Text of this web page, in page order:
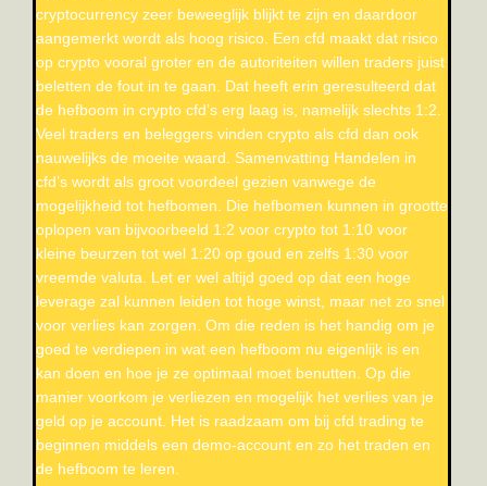
cryptocurrency zeer beweeglijk blijkt te zijn en daardoor
aangemerkt wordt als hoog risico. Een cfd maakt dat risico
op crypto vooral groter en de autoriteiten willen traders juist
beletten de fout in te gaan. Dat heeft erin geresulteerd dat
de hefboom in crypto cfd’s erg laag is, namelijk slechts 1:2.
Veel traders en beleggers vinden crypto als cfd dan ook
nauwelijks de moeite waard. Samenvatting Handelen in
cfd’s wordt als groot voordeel gezien vanwege de
mogelijkheid tot hefbomen. Die hefbomen kunnen in grootte
oplopen van bijvoorbeeld 1:2 voor crypto tot 1:10 voor
kleine beurzen tot wel 1:20 op goud en zelfs 1:30 voor
vreemde valuta. Let er wel altijd goed op dat een hoge
leverage zal kunnen leiden tot hoge winst, maar net zo snel
voor verlies kan zorgen. Om die reden is het handig om je
goed te verdiepen in wat een hefboom nu eigenlijk is en
kan doen en hoe je ze optimaal moet benutten. Op die
manier voorkom je verliezen en mogelijk het verlies van je
geld op je account. Het is raadzaam om bij cfd trading te
beginnen middels een demo-account en zo het traden en
de hefboom te leren.